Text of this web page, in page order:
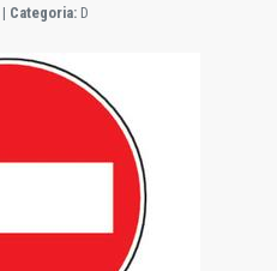
| Categoria: D